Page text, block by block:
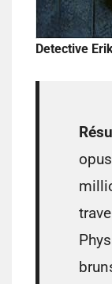
Detective